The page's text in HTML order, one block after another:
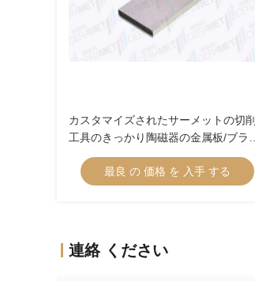
カスタマイズされたサーメットの切削
工具のきっかり陶磁器の金属板/ブラン
ク非標準的なプロダクト
最良 の 価格 を 入手 する
連絡 ください